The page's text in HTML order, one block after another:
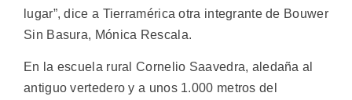
lugar”, dice a Tierramérica otra integrante de Bouwer
Sin Basura, Mónica Rescala.
En la escuela rural Cornelio Saavedra, aledaña al
antiguo vertedero y a unos 1.000 metros del